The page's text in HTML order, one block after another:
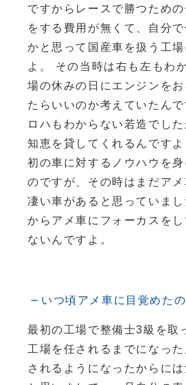
ですからレースで勝つため
をする費用が無くて、自分
かと思って国産車を扱う工
よ。 その当時は右も左もわ
場の休みの日にエンジンを
たらいいのか考えていたん
ロハもわからない若造でし
知恵を貸してくれるんです
初の車に対するノウハウを
のですが、その時はまだアメ
凄い車があると思っていま
からアメ車にフォーカスを
ないんですよ。
いつ頃アメ車に目覚めた
最初の工場で整備士3級を取
工場を任されるまでになっ
されるようになったからには